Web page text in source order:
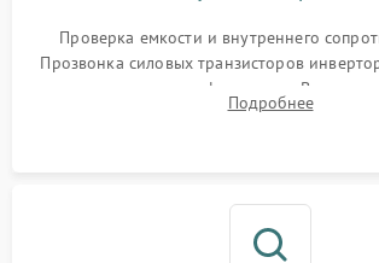
Проверка емкости и внутреннего
Прозвонка силовых транзисторов
переключения и трансформатора.
конденсаторов и прогаров на
Подробнее